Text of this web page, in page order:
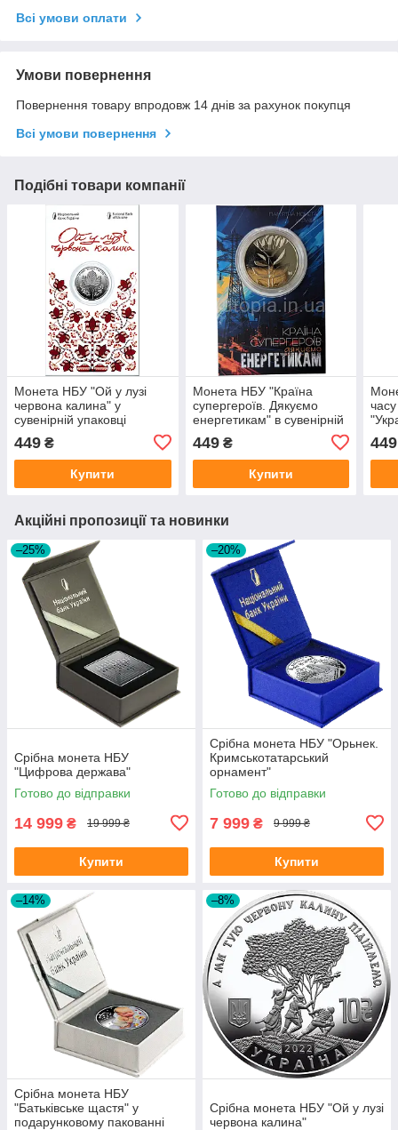
Всі умови оплати
Умови повернення
Повернення товару впродовж 14 днів за рахунок покупця
Всі умови повернення
Подібні товари компанії
Монета НБУ "Ой у лузі
червона калина" у
сувенірній упаковці
449 ₴
Купити
Монета НБУ "Країна
супергероїв. Дякуємо
енергетикам" в сувенірній
випуску
449₴
Купити
449
Акційні пропозиції та новинки
–25%
Срібна монета НБУ
"Цифрова держава"
Готово до відправки
14 999 ₴ 19 999 ₴
Купити
–20%
Срібна монета НБУ "Орьнек.
Кримськотатарський
орнамент"
Готово до відправки
7 999 ₴ 9 999 ₴
Купити
–14%
Срібна монета НБУ
"Батьківське щастя" у
подарунковому пакованні
–8%
Срібна монета НБУ "Ой у лузі
червона калина"